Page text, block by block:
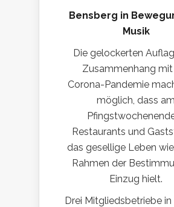
Bensberg in
Musik
Die gelockerten
Zusammenhang
Corona-Pandemie
möglich, dass am
Restaurants und
das gesellige Leben
Rahmen der
Einzug hielt.
Drei Mitgliedsbetriebe in